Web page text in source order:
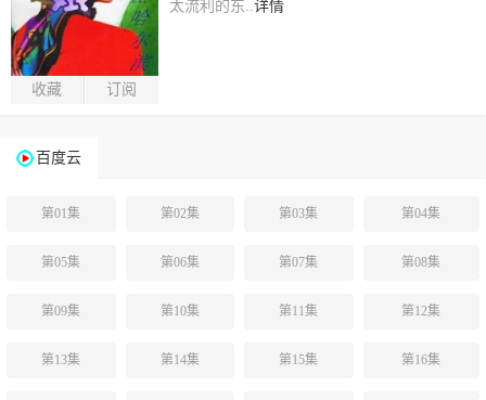
收藏 订阅
太流利的东..详情
百度云
第01集 第02集 第03集 第04集
第05集 第06集 第07集 第08集
第09集 第10集 第11集 第12集
第13集 第14集 第15集 第16集